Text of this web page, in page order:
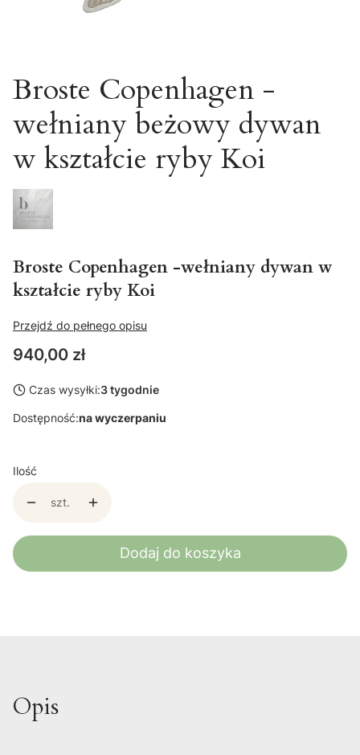
Broste Copenhagen -
wełniany beżowy dywan
w kształcie ryby Koi
Broste Copenhagen -wełniany dywan w
kształcie ryby Koi
Przejdź do pełnego opisu
Cena
940,00 zł
Czas wysyłki:3 tygodnie
Dostępność:na wyczerpaniu
Ilość
szt.
Dodaj do koszyka
Opis